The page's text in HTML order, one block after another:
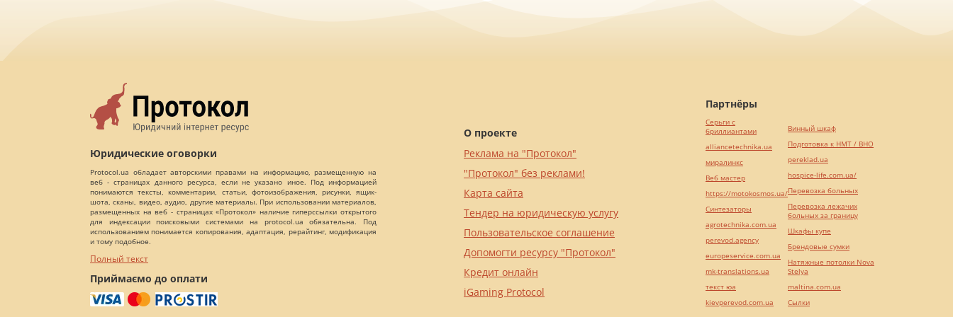
Юридические оговорки
Protocol.ua обладает авторскими правами на информацию, размещенную на
веб - страницах данного ресурса, если не указано иное. Под информацией
понимаются тексты, комментарии, статьи, фотоизображения, рисунки, ящик-
шота, сканы, видео, аудио, другие материалы. При использовании материалов,
размещенных на веб - страницах «Протокол» наличие гиперссылки открытого
для индексации поисковыми системами на protocol.ua обязательна. Под
использованием понимается копирования, адаптация, рерайтинг, модификация
и тому подобное.
Полный текст
Приймаємо до оплати
О проекте
Реклама на "Протокол"
"Протокол" без реклами!
Карта сайта
Тендер на юридическую услугу
Пользовательское соглашение
Допомогти ресурсу "Протокол"
Кредит онлайн
iGaming Protocol
Партнёры
Серьги с
бриллиантами
alliancetechnika.ua
миралинкс
Веб мастер
https://motokosmos.ua/
Синтезаторы
agrotechnika.com.ua
perevod.agency
europeservice.com.ua
mk-translations.ua
текст юа
kievperevod.com.ua
Винный шкаф
Подготовка к НМТ / ВНО
pereklad.ua
hospice-life.com.ua/
Перевозка больных
Перевозка лежачих
больных за границу
Шкафы купе
Брендовые сумки
Натяжные потолки Nova
Stelya
maltina.com.ua
Cылки